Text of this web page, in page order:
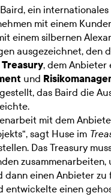
Baird, ein internationales
mit einem
einem silbernen
ausgezeichnet, den
Treasury, dem Anbieter
und
das Baird die
mit dem
sagt Huse im
Das Treasury
dann einen Anbieter
entwickelte einen